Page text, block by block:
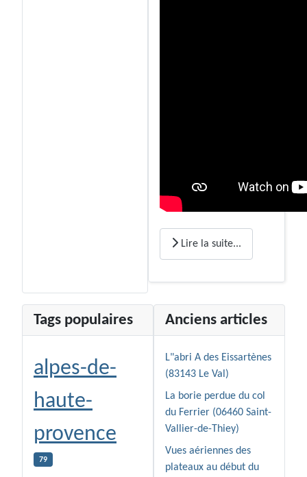
Lire la suite...
Tags populaires
alpes-de-
haute-
provence
79
Anciens articles
L"abri A des Eissartènes
(83143 Le Val)
La borie perdue du col
du Ferrier (06460 Saint-
Vallier-de-Thiey)
Vues aériennes des
plateaux au début du